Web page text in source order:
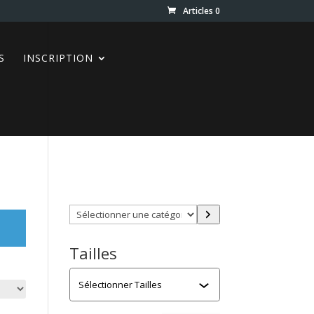
Articles 0
INSCRIPTION
Sélectionner
une
Tailles